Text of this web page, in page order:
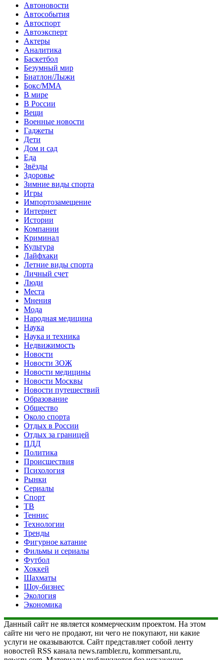
Автоновости
Автособытия
Автоспорт
Автоэксперт
Актеры
Аналитика
Баскетбол
Безумный мир
Биатлон/Лыжи
Бокс/MMA
В мире
В России
Вещи
Военные новости
Гаджеты
Дети
Дом и сад
Еда
Звёзды
Здоровье
Зимние виды спорта
Игры
Импортозамещение
Интернет
Истории
Компании
Криминал
Культура
Лайфхаки
Летние виды спорта
Личный счет
Люди
Места
Мнения
Мода
Народная медицина
Наука
Наука и техника
Недвижимость
Новости
Новости ЗОЖ
Новости медицины
Новости Москвы
Новости путешествий
Образование
Общество
Около спорта
Отдых в России
Отдых за границей
ПДД
Политика
Происшествия
Психология
Рынки
Сериалы
Спорт
ТВ
Теннис
Технологии
Тренды
Фигурное катание
Фильмы и сериалы
Футбол
Хоккей
Шахматы
Шоу-бизнес
Экология
Экономика
Данный сайт не является коммерческим проектом. На этом
сайте ни чего не продают, ни чего не покупают, ни какие
услуги не оказываются. Сайт представляет собой ленту
новостей RSS канала news.rambler.ru, kommersant.ru,